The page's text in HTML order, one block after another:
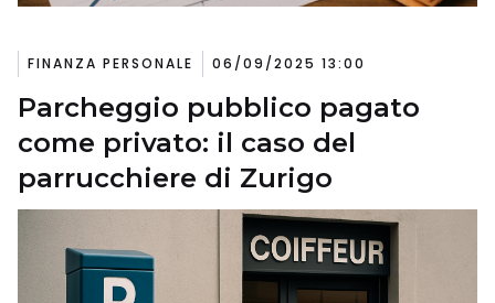
FINANZA PERSONALE 06/09/2025 13:00
Parcheggio pubblico pagato
come privato: il caso del
parrucchiere di Zurigo